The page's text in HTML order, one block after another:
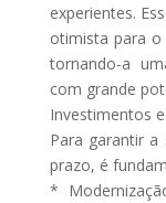
experientes.
otimista para
tornando-a
com grande
Investimentos
Para garantir a
prazo, é
*